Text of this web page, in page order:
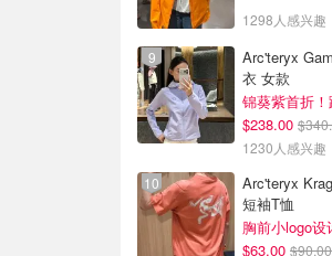
1298人感兴趣
Arc'teryx Gamma 轻量连帽卫
衣 女款
锦葵紫首折
$238.00
1230人感兴趣
Arc'teryx Kragg SL 男士棉质
短袖T恤
胸前小logo设
$63.00 $90.00